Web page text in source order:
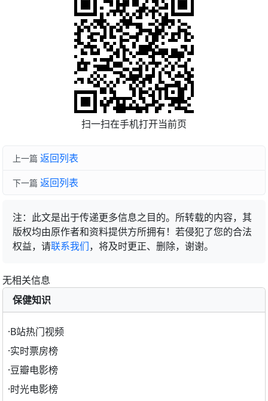
扫一扫在手机打开当前页
上一篇 返回列表
下一篇 返回列表
注：此文是出于传递更多信息之目的。所转载的内容，其
版权均由原作者和资料提供方所拥有！若侵犯了您的合法
权益，请联系我们，将及时更正、删除，谢谢。
无相关信息
保健知识
·B站热门视频
·实时票房榜
·豆瓣电影榜
·时光电影榜